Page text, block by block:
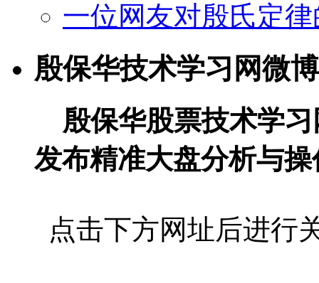
一位网友对殷氏定
殷保华技术学习网微博
殷保华股票技术学习
发布精准大盘分析与
点击下方网址后进行